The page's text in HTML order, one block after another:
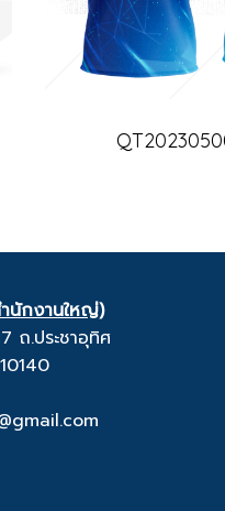
นักงานใหญ่)
ถ.ประชาอุทิศ